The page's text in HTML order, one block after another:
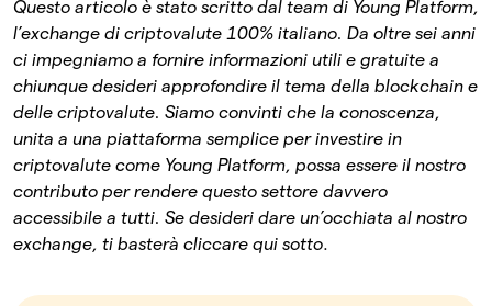
Questo articolo è stato scritto dal team di Young Platform,
l’exchange di criptovalute 100% italiano. Da oltre sei anni
ci impegniamo a fornire informazioni utili e gratuite a
chiunque desideri approfondire il tema della blockchain e
delle criptovalute. Siamo convinti che la conoscenza,
unita a una piattaforma semplice per investire in
criptovalute come Young Platform, possa essere il nostro
contributo per rendere questo settore davvero
accessibile a tutti. Se desideri dare un’occhiata al nostro
exchange, ti basterà cliccare qui sotto.